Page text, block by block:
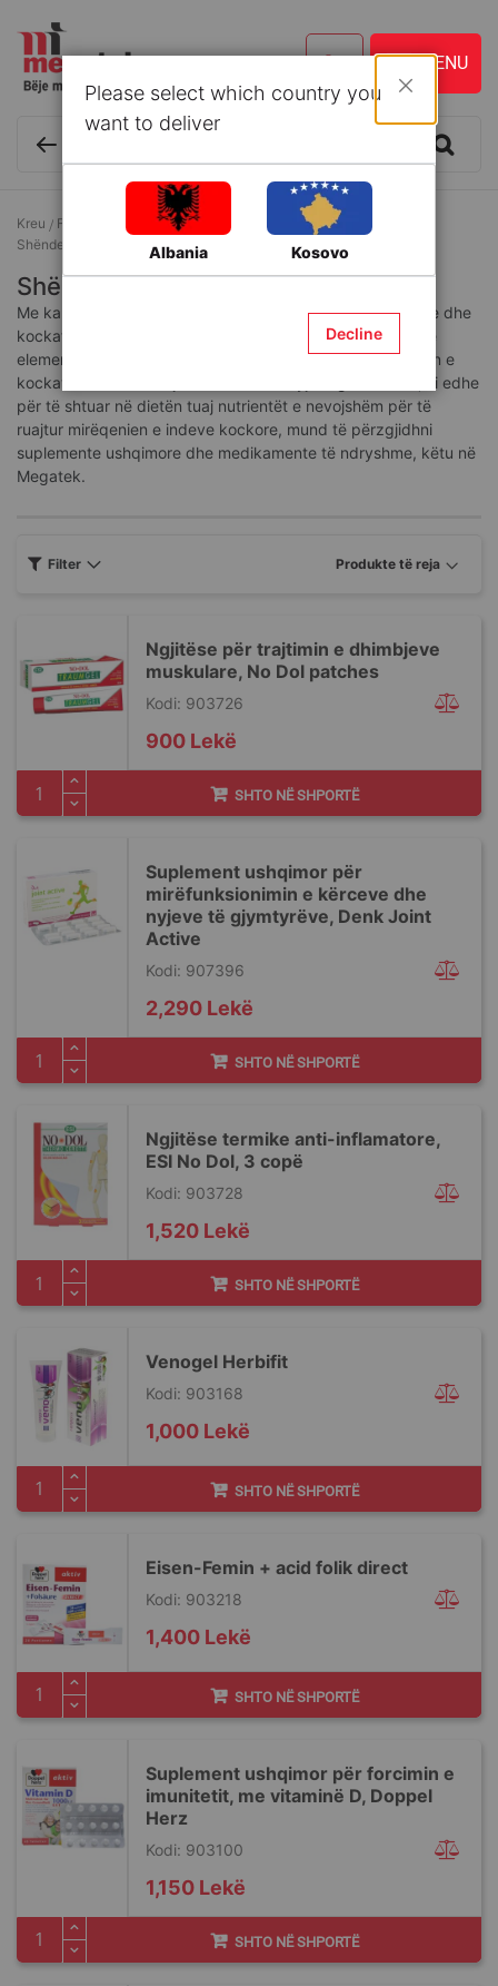
Kreu Farmaci
Artikuj shëndetësorë farmaceutikë
Shëndeti i kockave dhe i nyjeve
Shëndeti i kockave dhe i nyjeve
Me kalimin e kohës, prodhimi i kolagjenit në organizëm bie dhe
kockat dhe nyjet mund të përballen edhe me mungesën e
elementëve si kalciumi, që janë të dobishëm për shëndetin e
kockave. Për të mbrojtur kockat dhe nyjet nga dëmtimi, si edhe
për të shtuar në dietën tuaj nutrientët e nevojshëm për të
ruajtur mirëqenien e indeve kockore, mund të përzgjidhni
suplemente ushqimore dhe medikamente të ndryshme, këtu në
Megatek.
Ngjitëse për trajtimin e dhimbjeve
muskulare, No Dol patches
Kodi: 903726
900 Lekë
SHTO NË SHPORTË
Suplement ushqimor për
mirëfunksionimin e kërceve dhe
nyjeve të gjymtyrëve, Denk Joint
Active
Kodi: 907396
2,290 Lekë
SHTO NË SHPORTË
Ngjitëse termike anti-inflamatore,
ESI No Dol, 3 copë
Kodi: 903728
1,520 Lekë
SHTO NË SHPORTË
Venogel Herbifit
Kodi: 903168
1,000 Lekë
SHTO NË SHPORTË
Eisen-Femin + acid folik direct
Kodi: 903218
1,400 Lekë
SHTO NË SHPORTË
Suplement ushqimor për forcimin e
imunitetit, me vitaminë D, Doppel
Herz
Kodi: 903100
1,150 Lekë
SHTO NË SHPORTË
Filter
Please select which country you
want to deliver
Albania Kosovo
Decline